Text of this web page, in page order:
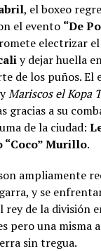
, el boxeo
el evento “De
electrizar
y dejar huella
de los puños. El
Mariscos el Kopa
gracias a su
de la ciudad:
“Coco” Murillo.
ampliamente
y se
de la división
pero una misma
sin tregua.